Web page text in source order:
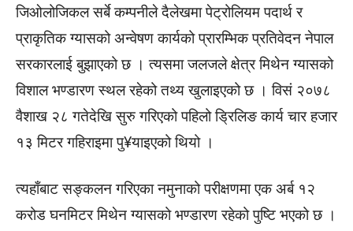
जिओलोजिकल सर्बे कम्पनीले दैलेखमा पेट्रोलियम पदार्थ र
प्राकृतिक ग्यासको अन्वेषण कार्यको प्रारम्भिक प्रतिवेदन नेपाल
सरकारलाई बुझाएको छ । त्यसमा जलजले क्षेत्र मिथेन ग्यासको
विशाल भण्डारण स्थल रहेको तथ्य खुलाइएको छ । विसं २०७८
वैशाख २८ गतेदेखि सुरु गरिएको पहिलो ड्रिलिङ कार्य चार हजार
१३ मिटर गहिराइमा पु¥याइएको थियो ।
त्यहाँबाट सङ्कलन गरिएका नमुनाको परीक्षणमा एक अर्ब १२
करोड घनमिटर मिथेन ग्यासको भण्डारण रहेको पुष्टि भएको छ ।